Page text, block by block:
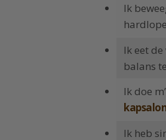
Ik
Ik eet
balans
Ik doe
Ik heb